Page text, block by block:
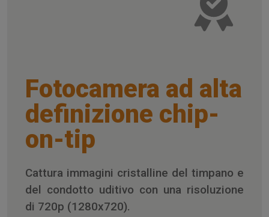
Fotocamera ad alta
definizione chip-
on-tip
Cattura immagini cristalline del timpano e
del condotto uditivo con una risoluzione
di 720p (1280x720).